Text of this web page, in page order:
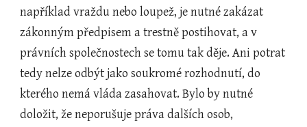
například vraždu nebo loupež, je nutné zakázat
zákonným předpisem a trestně postihovat, a v
právních společnostech se tomu tak děje. Ani potrat
tedy nelze odbýt jako soukromé rozhodnutí, do
kterého nemá vláda zasahovat. Bylo by nutné
doložit, že neporušuje práva dalších osob,